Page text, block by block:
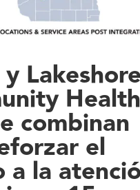
Lakeshore
Health
combinan
el
a la